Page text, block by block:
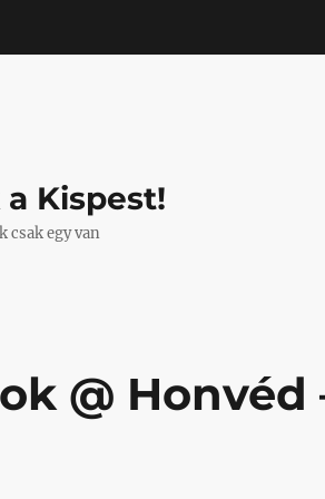
a Kispest!
csak egy van
@ Honvéd